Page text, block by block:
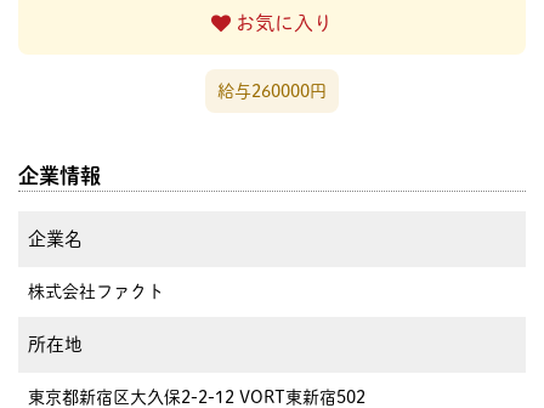
お気に入り
給与260000円
企業情報
企業名
株式会社ファクト
所在地
東京都新宿区大久保2-2-12 VORT東新宿502